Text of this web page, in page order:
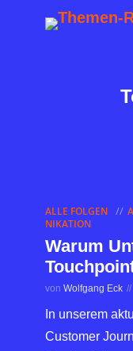
ALLE FOLGEN
NIKATION
Warum
von Wolfgang Eck
In unserem
Customer